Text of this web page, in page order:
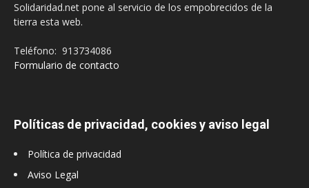
Solidaridad.net pone al servicio de los empobrecidos de la
tierra esta web.
Teléfono: 913734086
Formulario de contacto
Políticas de privacidad, cookies y aviso legal
Política de privacidad
Aviso Legal